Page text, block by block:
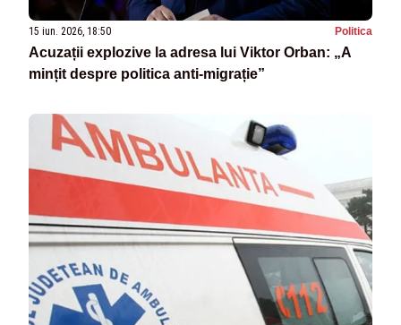
15 iun. 2026, 18:50 Politica
Acuzații explozive la adresa lui Viktor Orban: „A
mințit despre politica anti-migrație”